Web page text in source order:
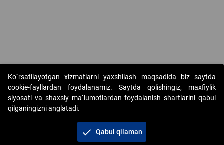
Copyright © 2017-2026. "Elektron onlayn-auksionlarni
tashkil etish" AJ. Barcha huquqlar himoyalangan
Ko`rsatilayotgan xizmatlarni yaxshilash maqsadida biz saytda
cookie-fayllardan foydalanamiz. Saytda qolishingiz, maxfiylik
siyosati va shaxsiy ma`lumotlardan foydalanish shartlarini qabul
qilganingizni anglatadi.
check Qabul qilaman